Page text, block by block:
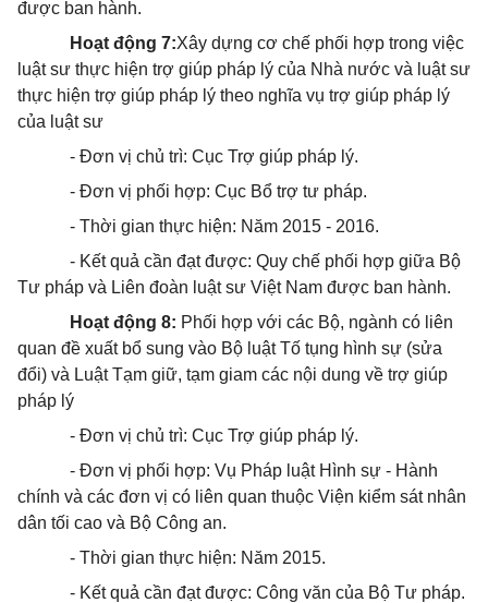
được ban hành.
Hoạt động 7:Xây dựng cơ chế phối hợp trong việc
luật sư thực hiện trợ giúp pháp lý của Nhà nước và luật sư
thực hiện trợ giúp pháp lý theo nghĩa vụ trợ giúp pháp lý
của luật sư
- Đơn vị chủ trì: Cục Trợ giúp pháp lý.
- Đơn vị phối hợp: Cục Bổ trợ tư pháp.
- Thời gian thực hiện: Năm 2015 - 2016.
- Kết quả cần đạt được: Quy chế phối hợp giữa Bộ
Tư pháp và Liên đoàn luật sư Việt Nam được ban hành.
Hoạt động 8: Phối hợp với các Bộ, ngành có liên
quan đề xuất bổ sung vào Bộ luật Tố tụng hình sự (sửa
đổi) và Luật Tạm giữ, tạm giam các nội dung về trợ giúp
pháp lý
- Đơn vị chủ trì: Cục Trợ giúp pháp lý.
- Đơn vị phối hợp: Vụ Pháp luật Hình sự - Hành
chính và các đơn vị có liên quan thuộc Viện kiểm sát nhân
dân tối cao và Bộ Công an.
- Thời gian thực hiện: Năm 2015.
- Kết quả cần đạt được: Công văn của Bộ Tư pháp.